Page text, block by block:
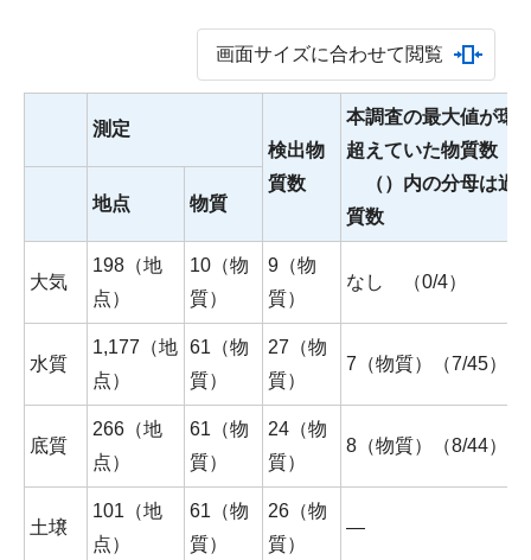
画面サイズに合わせて閲覧
測定
検出物
質数
本調査の最大値が環
超えていた物質数
（）内の分母は過
質数
地点 物質
大気
198（地
点）
10（物
質）
9（物
質）
なし （0/4）
水質
1,177（地
点）
61（物
質）
27（物
質）
7（物質）（7/45）
底質
266（地
点）
61（物
質）
24（物
質）
8（物質）（8/44）
土壌
101（地
点）
61（物
質）
26（物
質）
―